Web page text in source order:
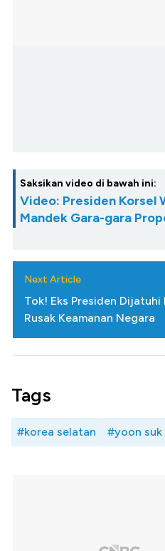
Saksikan video di bawah ini:
Video: Presiden Korsel
Mandek Gara-gara
Next Article
Tok! Eks Presiden Dijatuhi
Rusak Keamanan Negara
Tags
#korea selatan #yoon suk